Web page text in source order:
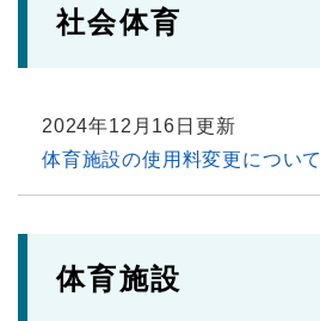
社会体育
2024年12月16日更新
体育施設の使用料変更について
体育施設